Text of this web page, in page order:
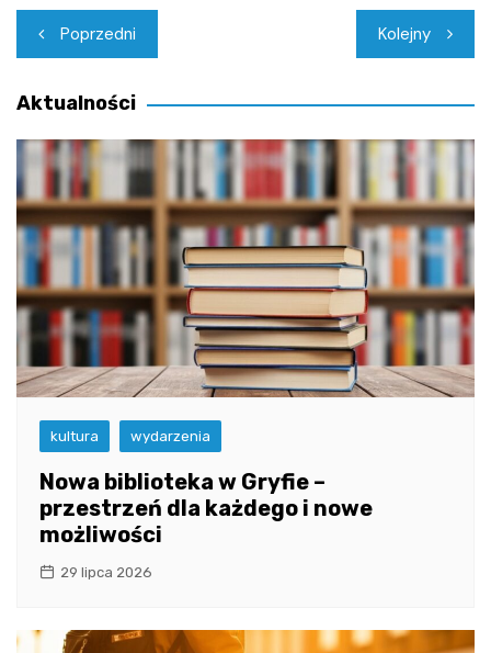
Nawigacja
wpisu
Poprzedni Kolejny
Aktualności
kultura wydarzenia
Nowa biblioteka w Gryfie –
przestrzeń dla każdego i nowe
możliwości
29 lipca 2026